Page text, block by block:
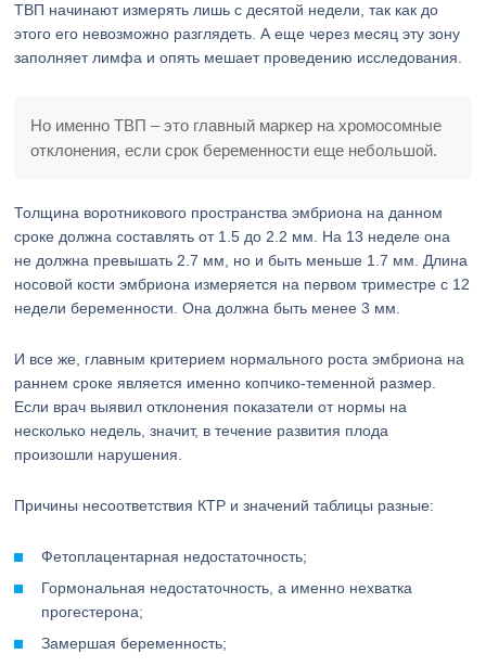
ТВП начинают измерять лишь с десятой недели, так как до
этого его невозможно разглядеть. А еще через месяц эту зону
заполняет лимфа и опять мешает проведению исследования.
Но именно ТВП – это главный маркер на хромосомные
отклонения, если срок беременности еще небольшой.
Толщина воротникового пространства эмбриона на данном
сроке должна составлять от 1.5 до 2.2 мм. На 13 неделе она
не должна превышать 2.7 мм, но и быть меньше 1.7 мм. Длина
носовой кости эмбриона измеряется на первом триместре с 12
недели беременности. Она должна быть менее 3 мм.
И все же, главным критерием нормального роста эмбриона на
раннем сроке является именно копчико-теменной размер.
Если врач выявил отклонения показатели от нормы на
несколько недель, значит, в течение развития плода
произошли нарушения.
Причины несоответствия КТР и значений таблицы разные:
Фетоплацентарная недостаточность;
Гормональная недостаточность, а именно нехватка
прогестерона;
Замершая беременность;